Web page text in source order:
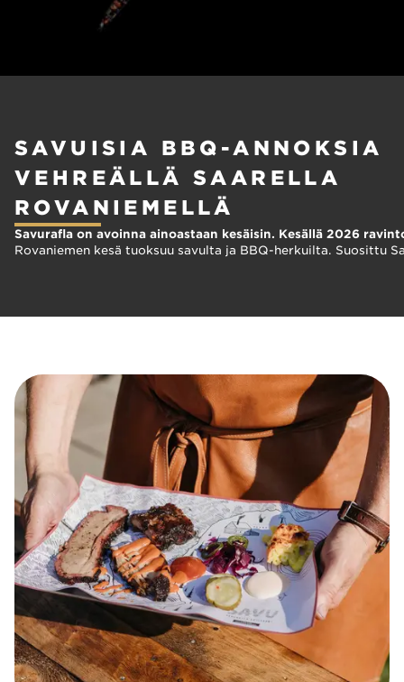
SAVUISIA BBQ-ANNOKSIA
VEHREÄLLÄ SAARELLA
ROVANIEMELLÄ
Savurafla on avoinna ainoastaan kesäisin. Kesällä 2026
Rovaniemen kesä tuoksuu savulta ja BBQ-herkuilta. Suosittu